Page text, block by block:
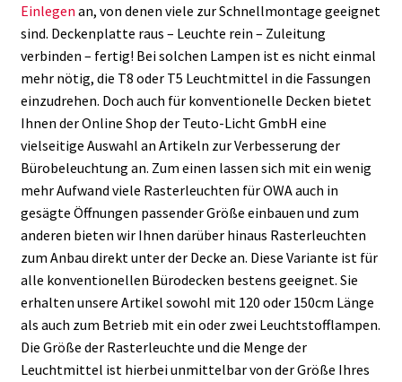
Einlegen an, von denen viele zur Schnellmontage geeignet
sind. Deckenplatte raus – Leuchte rein – Zuleitung
verbinden – fertig! Bei solchen Lampen ist es nicht einmal
mehr nötig, die T8 oder T5 Leuchtmittel in die Fassungen
einzudrehen. Doch auch für konventionelle Decken bietet
Ihnen der Online Shop der Teuto-Licht GmbH eine
vielseitige Auswahl an Artikeln zur Verbesserung der
Bürobeleuchtung an. Zum einen lassen sich mit ein wenig
mehr Aufwand viele Rasterleuchten für OWA auch in
gesägte Öffnungen passender Größe einbauen und zum
anderen bieten wir Ihnen darüber hinaus Rasterleuchten
zum Anbau direkt unter der Decke an. Diese Variante ist für
alle konventionellen Bürodecken bestens geeignet. Sie
erhalten unsere Artikel sowohl mit 120 oder 150cm Länge
als auch zum Betrieb mit ein oder zwei Leuchtstofflampen.
Die Größe der Rasterleuchte und die Menge der
Leuchtmittel ist hierbei unmittelbar von der Größe Ihres